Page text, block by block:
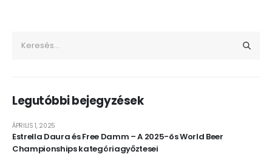
Legutóbbi bejegyzések
Estrella Daura és Free Damm – A 2025-ös World Beer
Championships kategóriagyőztesei
ÁPRILIS 1, 2025